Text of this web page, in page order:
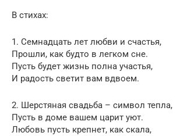
В стихах:
1. Семнадцать лет любви и счастья,
Прошли, как будто в легком сне.
Пусть будет жизнь полна участья,
И радость светит вам вдвоем.
2. Шерстяная свадьба – символ тепла,
Пусть в доме вашем царит уют.
Любовь пусть крепнет, как скала,